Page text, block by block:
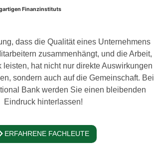
Finanzinstituts
dass die Qualität eines Unternehmens
zusammenhängt, und die Arbeit,
leisten, hat nicht nur direkte Auswirkungen
sondern auch auf die Gemeinschaft. Bei
Bank werden Sie einen bleibenden
Eindruck hinterlassen!
ERFAHRENE FACHLEUTE